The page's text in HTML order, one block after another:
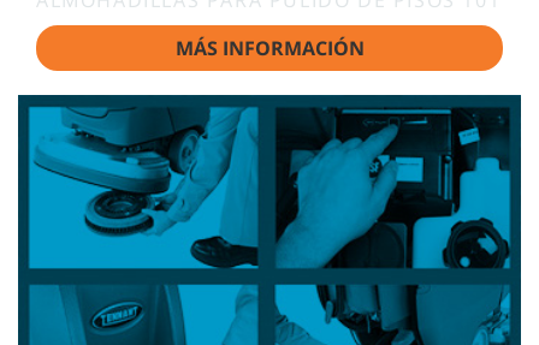
MÁS INFORMACIÓN